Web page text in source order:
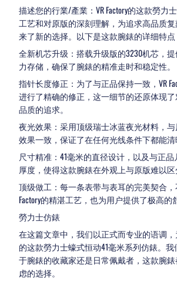
描述您的行業/產業：VR Factory的这款勞力
工艺和对原版的深刻理解，为追求高品质
来了新的选择。以下是这款腕錶的详细特点
全新机芯升级：搭载升级版的3230机芯，
力存储，确保了腕錶的精准走时和稳定性。
指针长度修正：为了与正品保持一致，VR
进行了精确的修正，这一细节的还原体现
品质的追求。
夜光效果：采用顶级瑞士冰蓝夜光材料，
效果一致，保证了在任何光线条件下都能清
尺寸精准：41毫米的直径设计，以及与正品
厚度，使得这款腕錶在外观上与原版难以区
顶级做工：每一条表带与表耳的完美契合，
Factory的精湛工艺，也为用户提供了极高的
勞力士仿錶
在这篇文章中，我们以正式而专业的语调，
的这款勞力士蠔式恒动41毫米系列仿錶。
于腕錶的收藏家还是日常佩戴者，这款腕
虑的选择。